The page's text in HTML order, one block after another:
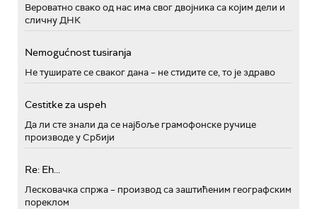
Вероватно свако од нас има свог двојника са којим дели и
сличну ДНК
Nemogućnost tusiranja
Не туширате се сваког дана – не стидите се, то је здраво
Cestitke za uspeh
Да ли сте знали да се најбоље грамофонске ручице
производе у Србији
Re: Eh...
Лесковачка спржа – производ са заштићеним географским
пореклом